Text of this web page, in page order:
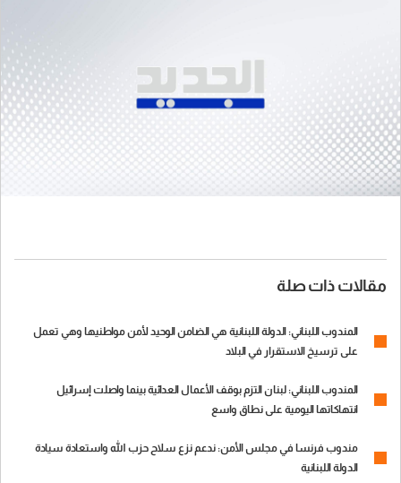
مقالات ذات صلة
المندوب اللبناني: الدولة اللبنانية هي الضامن الوحيد لأمن مواطنيها وهي تعمل
على ترسيخ الاستقرار في البلاد
المندوب اللبناني: لبنان التزم بوقف الأعمال العدائية بينما واصلت إسرائيل
انتهاكاتها اليومية على نطاق واسع
مندوب فرنسا في مجلس الأمن: ندعم نزع سلاح حزب الله واستعادة سيادة
الدولة اللبنانية